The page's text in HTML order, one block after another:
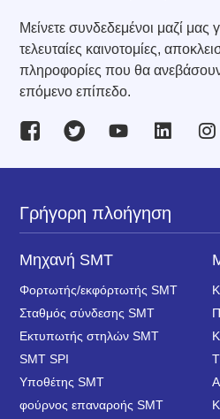
Μείνετε συνδεδεμένοι μαζί μας
τελευταίες καινοτομίες,
πληροφορίες που θα
επόμενο επίπεδο.
Γρήγορη πλοήγηση
Μηχανή SMT
Φορτωτής/εκφόρτωτής SMT
Σταθμός σύνδεσης SMT
Εκτυπωτής στηλών SMT
SMT SPI
Υποθέτης SMT
φούρνος επαναροής SMT